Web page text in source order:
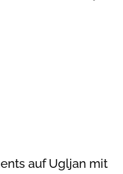
auf Ugljan mit